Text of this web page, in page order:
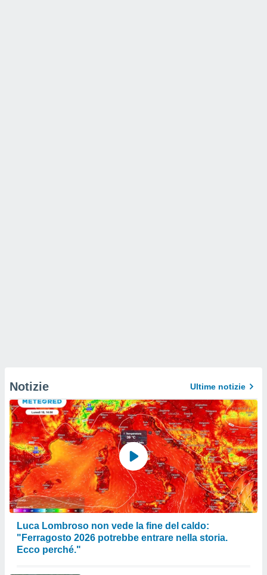
Notizie Ultime notizie
Luca Lombroso non vede la fine del caldo:
"Ferragosto 2026 potrebbe entrare nella storia.
Ecco perché."